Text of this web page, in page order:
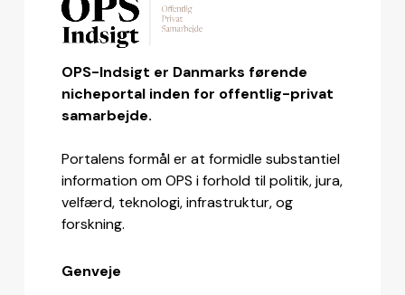
OPS-Indsigt er Danmarks førende
nicheportal inden for offentlig-privat
samarbejde.
Portalens formål er at formidle substantiel
information om OPS i forhold til politik, jura,
velfærd, teknologi, infrastruktur, og
forskning.
Genveje